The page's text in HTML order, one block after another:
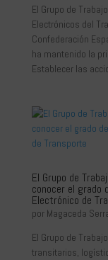
El Grupo de
Electrónicos del
Confederación
ha mantenido la
Establecer las
El Grupo de
conocer el grado
Electrónico de
por Magaceda
El Grupo de
transitarios,